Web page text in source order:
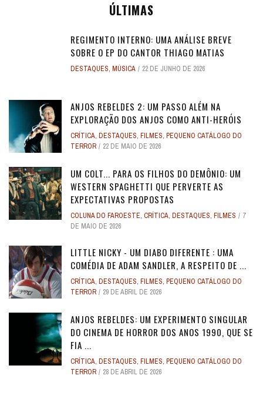
ÚLTIMAS
REGIMENTO INTERNO: UMA ANÁLISE BREVE
SOBRE O EP DO CANTOR THIAGO MATIAS
DESTAQUES, MÚSICA 22 DE JUNHO DE 2026
ANJOS REBELDES 2: UM PASSO ALÉM NA
EXPLORAÇÃO DOS ANJOS COMO ANTI-HERÓIS
CRÍTICA, DESTAQUES, FILMES, PEQUENO CATÁLOGO DO
TERROR
22 DE MAIO DE 2026
UM COLT... PARA OS FILHOS DO DEMÔNIO: UM
WESTERN SPAGHETTI QUE PERVERTE AS
EXPECTATIVAS PROPOSTAS
COLUNA DO FAROESTE, CRÍTICA, DESTAQUES, FILMES
7
DE MAIO DE 2026
LITTLE NICKY - UM DIABO DIFERENTE : UMA
COMÉDIA DE ADAM SANDLER, A RESPEITO DE ...
CRÍTICA, DESTAQUES, FILMES, PEQUENO CATÁLOGO DO
TERROR
29 DE ABRIL DE 2026
ANJOS REBELDES: UM EXPERIMENTO SINGULAR
DO CINEMA DE HORROR DOS ANOS 1990, QUE SE
FIA ...
CRÍTICA, DESTAQUES, FILMES, PEQUENO CATÁLOGO DO
TERROR
28 DE ABRIL DE 2026